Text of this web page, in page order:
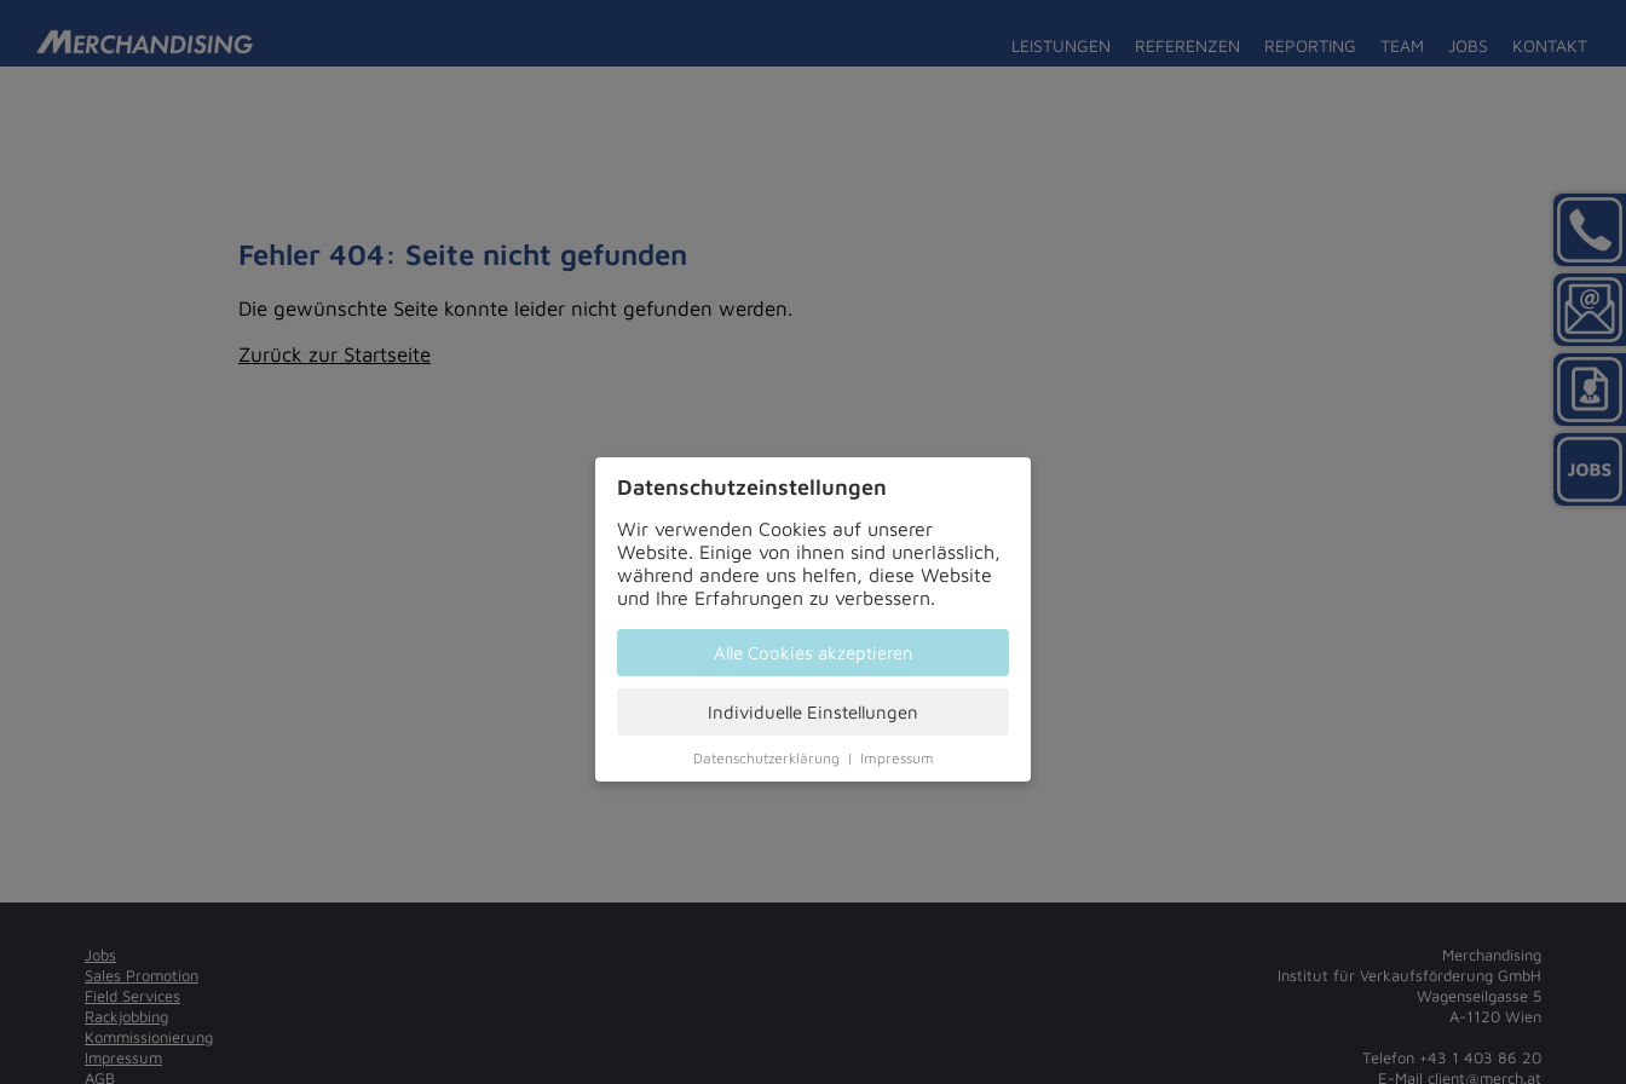
LEISTUNGEN REFERENZEN REPORTING TEAM JOBS KONTAKT
Fehler 404: Seite nicht gefunden
Die gewünschte Seite konnte leider nicht gefunden werden.
Zurück zur Startseite
Jobs
Sales Promotion
Field Services
Rackjobbing
Kommissionierung
Impressum
AGB
Merchandising
Institut für Verkaufsförderung GmbH
Wagenseilgasse 5
A-1120 Wien
Telefon +43 1 403 86 20
E-Mail client@merch.at
Datenschutz­einstellungen
Wir verwenden Cookies auf unserer
Website. Einige von ihnen sind unerlässlich,
während andere uns helfen, diese Website
und Ihre Erfahrungen zu verbessern.
Alle Cookies akzeptieren
Individuelle Einstellungen
Datenschutzerklärung | Impressum